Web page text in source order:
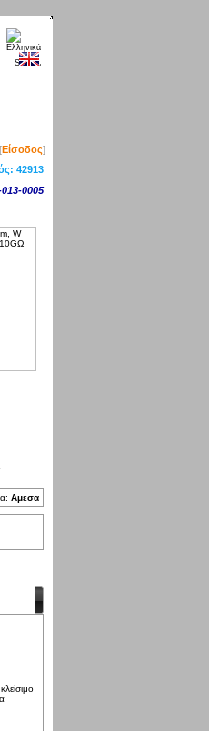
[Είσοδος]
42913
0005
Αμεσα